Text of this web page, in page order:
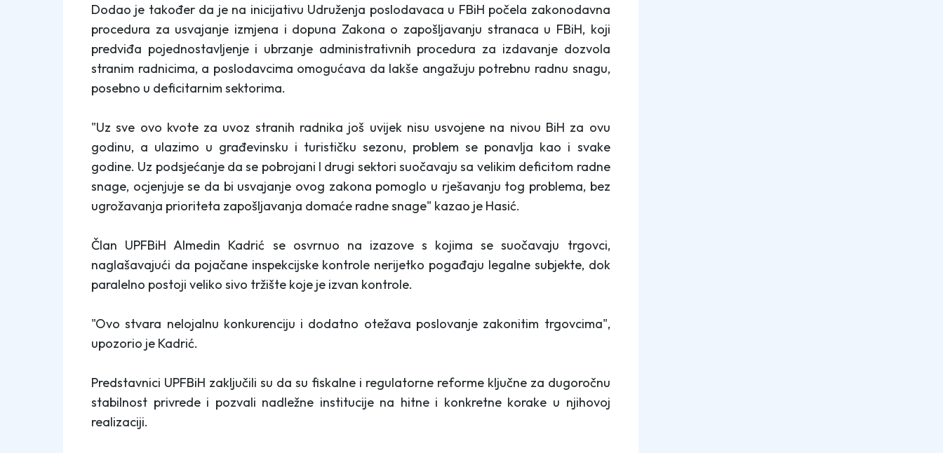
Dodao je također da je na inicijativu Udruženja poslodavaca u FBiH počela zakonodavna
procedura za usvajanje izmjena i dopuna Zakona o zapošljavanju stranaca u FBiH, koji
predviđa pojednostavljenje i ubrzanje administrativnih procedura za izdavanje dozvola
stranim radnicima, a poslodavcima omogućava da lakše angažuju potrebnu radnu snagu,
posebno u deficitarnim sektorima.
"Uz sve ovo kvote za uvoz stranih radnika još uvijek nisu usvojene na nivou BiH za ovu
godinu, a ulazimo u građevinsku i turističku sezonu, problem se ponavlja kao i svake
godine. Uz podsjećanje da se pobrojani I drugi sektori suočavaju sa velikim deficitom radne
snage, ocjenjuje se da bi usvajanje ovog zakona pomoglo u rješavanju tog problema, bez
ugrožavanja prioriteta zapošljavanja domaće radne snage" kazao je Hasić.
Član UPFBiH Almedin Kadrić se osvrnuo na izazove s kojima se suočavaju trgovci,
naglašavajući da pojačane inspekcijske kontrole nerijetko pogađaju legalne subjekte, dok
paralelno postoji veliko sivo tržište koje je izvan kontrole.
"Ovo stvara nelojalnu konkurenciju i dodatno otežava poslovanje zakonitim trgovcima",
upozorio je Kadrić.
Predstavnici UPFBiH zaključili su da su fiskalne i regulatorne reforme ključne za dugoročnu
stabilnost privrede i pozvali nadležne institucije na hitne i konkretne korake u njihovoj
realizaciji.